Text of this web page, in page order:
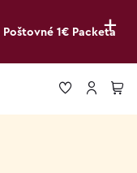
+
Poštovné 1€ Packeta